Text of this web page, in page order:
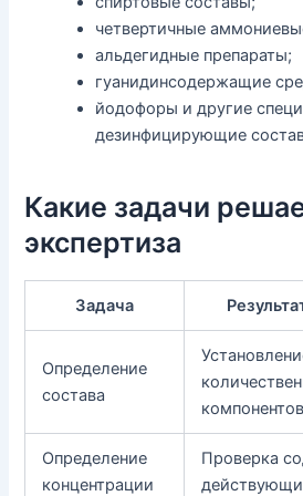
четвертичные
альдегидные препараты;
гуанидинсодержащие
йодофоры и другие
дезинфицирующие
Какие задачи
экспертиза
Задача
Определение
состава
Определение
концентрации
Проверка